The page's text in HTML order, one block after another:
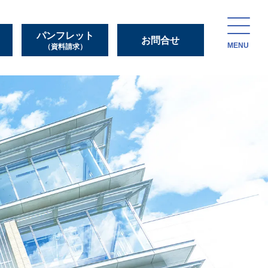
パンフレット
（資料請求）
お問合せ
MENU